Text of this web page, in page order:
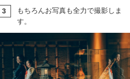
3
もちろんお写真も全力で撮影しま
す。